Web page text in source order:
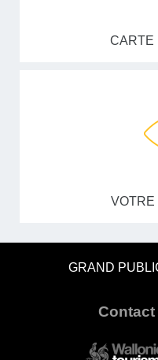
CARTE
VOTRE
GRAND
Contact